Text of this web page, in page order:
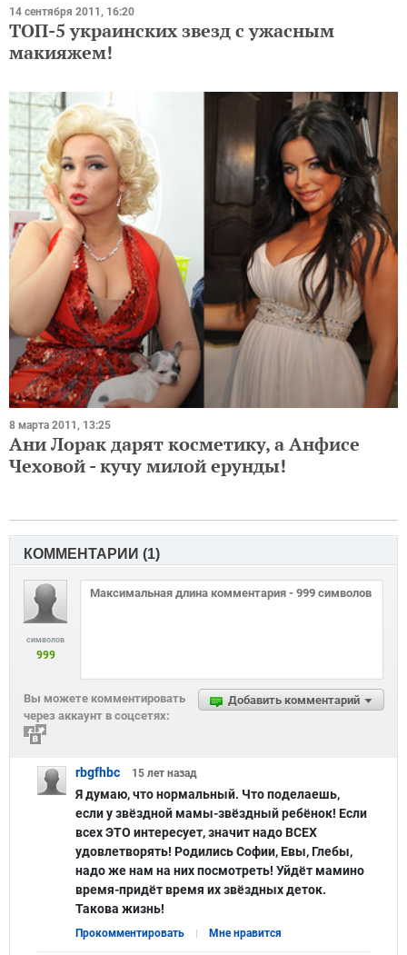
14 сентября 2011, 16:20
ТОП-5 украинских звезд с ужасным
макияжем!
8 марта 2011, 13:25
Ани Лорак дарят косметику, а Анфисе
Чеховой - кучу милой ерунды!
КОММЕНТАРИИ (1)
символов
999
Добавить комментарий
Вы можете комментировать
через аккаунт в соцсетях:
rbgfhbc 15 лет назад
Я думаю, что нормальный. Что поделаешь,
если у звёздной мамы-звёздный ребёнок! Если
всех ЭТО интересует, значит надо ВСЕХ
удовлетворять! Родились Софии, Евы, Глебы,
надо же нам на них посмотреть! Уйдёт мамино
время-придёт время их звёздных деток.
Такова жизнь!
Прокомментировать Мне нравится